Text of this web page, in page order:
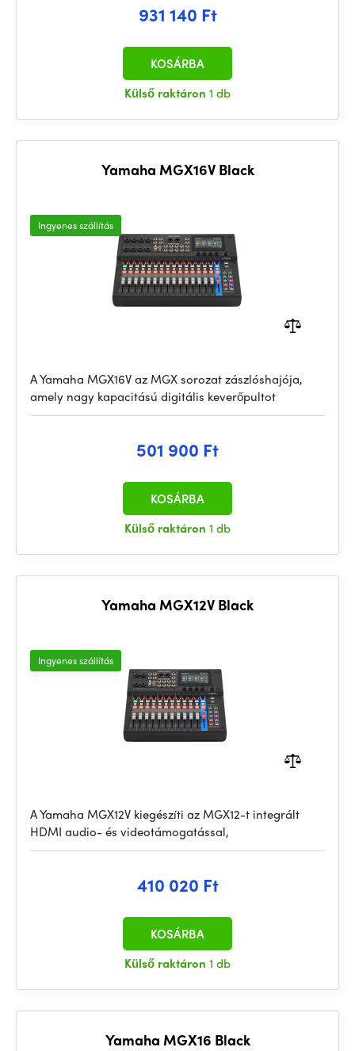
931 140 Ft
Külső raktáron 1 db
KOSÁRBA
Yamaha MGX16V Black
Ingyenes szállítás
A Yamaha MGX16V az MGX sorozat zászlóshajója,
amely nagy kapacitású digitális keverőpultot
501 900 Ft
Külső raktáron 1 db
KOSÁRBA
Yamaha MGX12V Black
Ingyenes szállítás
A Yamaha MGX12V kiegészíti az MGX12-t integrált
HDMI audio- és videotámogatással,
410 020 Ft
Külső raktáron 1 db
KOSÁRBA
Yamaha MGX16 Black